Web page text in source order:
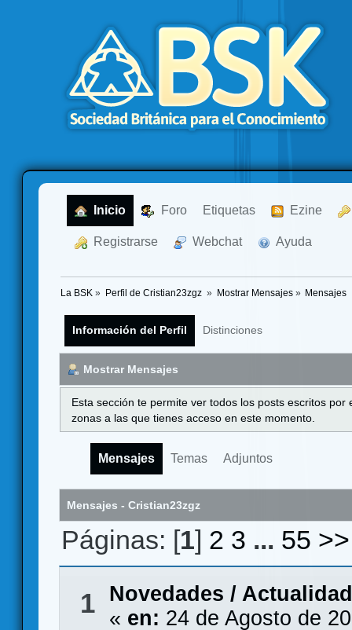
Inicio Foro Etiquetas Ezine
Registrarse Webchat Ayuda
La BSK » Perfil de Cristian23zgz » Mostrar Mensajes» Mensajes
Información del Perfil Distinciones
Mostrar Mensajes
Esta sección te permite ver todos los posts escritos
zonas a las que tienes acceso en este momento.
Mensajes Temas Adjuntos
Mensajes - Cristian23zgz
Páginas: [1] 2 3 ... 55 >>
1
Novedades / Actualidad
« en: 24 de Agosto de